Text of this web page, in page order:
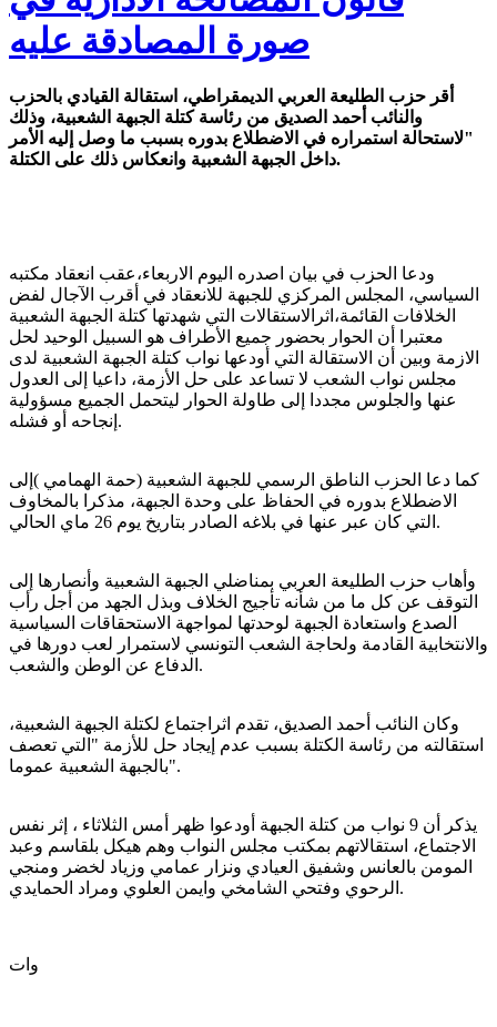
صورة المصادقة عليه
أقر حزب الطليعة العربي الديمقراطي، استقالة القيادي بالحزب
والنائب أحمد الصديق من رئاسة كتلة الجبهة الشعبية، وذلك
"لاستحالة استمراره في الاضطلاع بدوره بسبب ما وصل إليه الأمر
داخل الجبهة الشعبية وانعكاس ذلك على الكتلة.
ودعا الحزب في بيان اصدره اليوم الاربعاء،عقب انعقاد مكتبه
السياسي، المجلس المركزي للجبهة للانعقاد في أقرب الآجال لفض
الخلافات القائمة،اثرالاستقالات التي شهدتها كتلة الجبهة الشعبية
معتبرا أن الحوار بحضور جميع الأطراف هو السبيل الوحيد لحل
الازمة وبين أن الاستقالة التي أودعها نواب كتلة الجبهة الشعبية لدى
مجلس نواب الشعب لا تساعد على حل الأزمة، داعيا إلى العدول
عنها والجلوس مجددا إلى طاولة الحوار ليتحمل الجميع مسؤولية
إنجاحه أو فشله.
كما دعا الحزب الناطق الرسمي للجبهة الشعبية (حمة الهمامي )إلى
الاضطلاع بدوره في الحفاظ على وحدة الجبهة، مذكرا بالمخاوف
التي كان عبر عنها في بلاغه الصادر بتاريخ يوم 26 ماي الحالي.
وأهاب حزب الطليعة العربي بمناضلي الجبهة الشعبية وأنصارها إلى
التوقف عن كل ما من شأنه تأجيج الخلاف وبذل الجهد من أجل رأب
الصدع واستعادة الجبهة لوحدتها لمواجهة الاستحقاقات السياسية
والانتخابية القادمة ولحاجة الشعب التونسي لاستمرار لعب دورها في
الدفاع عن الوطن والشعب.
وكان النائب أحمد الصديق، تقدم اثراجتماع لكتلة الجبهة الشعبية،
استقالته من رئاسة الكتلة بسبب عدم إيجاد حل للأزمة "التي تعصف
بالجبهة الشعبية عموما".
يذكر أن 9 نواب من كتلة الجبهة أودعوا ظهر أمس الثلاثاء ، إثر نفس
الاجتماع، استقالاتهم بمكتب مجلس النواب وهم هيكل بلقاسم وعبد
المومن بالعانس وشفيق العيادي ونزار عمامي وزياد لخضر ومنجي
الرحوي وفتحي الشامخي وايمن العلوي ومراد الحمايدي.
وات